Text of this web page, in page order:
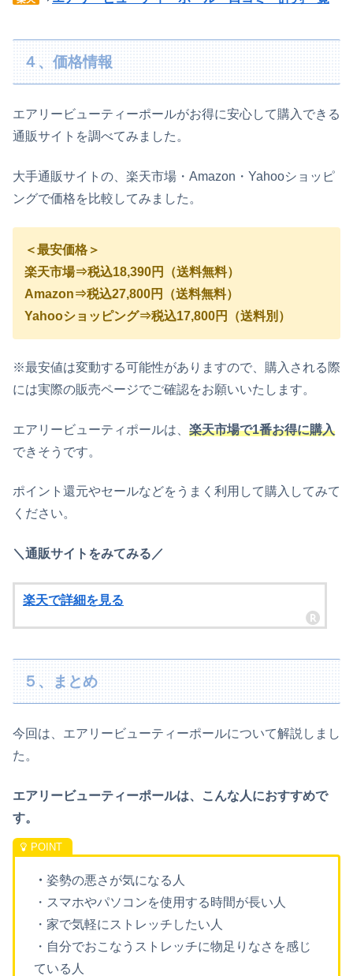
４、価格情報
エアリービューティーポールがお得に安心して購入できる
通販サイトを調べてみました。
大手通販サイトの、楽天市場・Amazon・Yahooショッピ
ングで価格を比較してみました。
＜最安価格＞
楽天市場⇒税込18,390円（送料無料）
Amazon⇒税込27,800円（送料無料）
Yahooショッピング⇒税込17,800円（送料別）
※最安値は変動する可能性がありますので、購入される際
には実際の販売ページでご確認をお願いいたします。
エアリービューティポールは、 楽天市場で1番お得に購入
できそうです。
ポイント還元やセールなどをうまく利用して購入してみて
ください。
＼通販サイトをみてみる／
楽天で詳細を見る
５、まとめ
今回は、エアリービューティーポールについて解説しまし
た。
エアリービューティーポールは、こんな人におすすめで
す。
・ 姿勢の悪さが気になる人
・スマホやパソコンを使用する時間が長い人
・家で気軽にストレッチしたい人
・自分でおこなうストレッチに物足りなさを感じ
ている人